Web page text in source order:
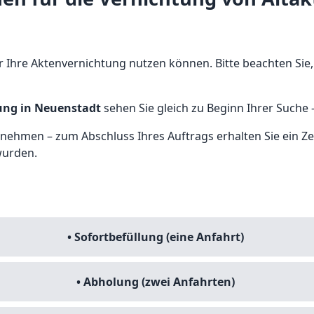
Aktenvernichtung nutzen können. Bitte beachten
in Neuenstadtsehen Sie gleich zu Beginn Ihrer
– zum Abschluss Ihres Auftrags erhalten Sie ein
• Sofortbefüllung (eine Anfahrt)
• Abholung (zwei Anfahrten)